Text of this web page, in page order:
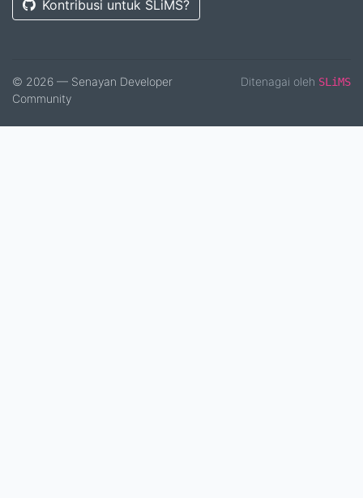
Kontribusi untuk SLiMS?
© 2026 — Senayan Developer
Community
Ditenagai oleh SLiMS